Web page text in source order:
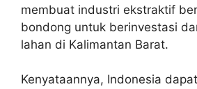
membuat industri ekstraktif
bondong untuk berinvestasi
lahan di Kalimantan Barat.
Kenyataannya, Indonesia